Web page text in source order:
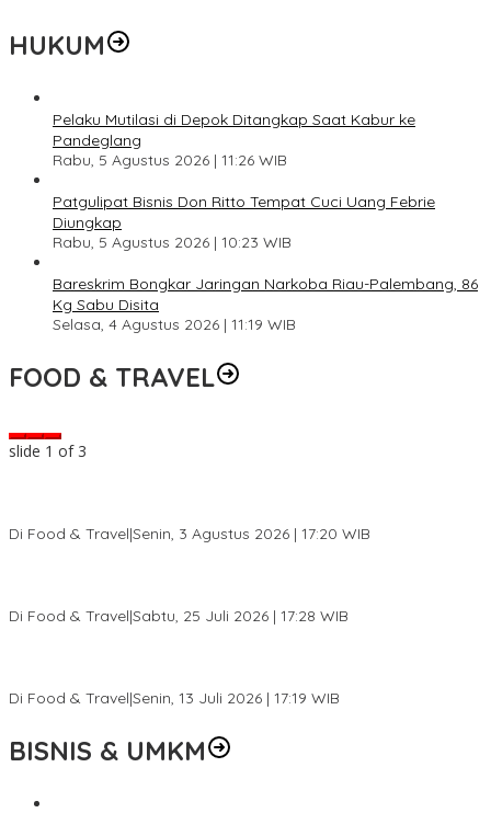
HUKUM
Pelaku Mutilasi di Depok Ditangkap Saat Kabur ke
Pandeglang
Rabu, 5 Agustus 2026 | 11:26 WIB
Patgulipat Bisnis Don Ritto Tempat Cuci Uang Febrie
Diungkap
Rabu, 5 Agustus 2026 | 10:23 WIB
Bareskrim Bongkar Jaringan Narkoba Riau-Palembang, 86
Kg Sabu Disita
Selasa, 4 Agustus 2026 | 11:19 WIB
FOOD & TRAVEL
slide 2 of 3
BISNIS & UMKM